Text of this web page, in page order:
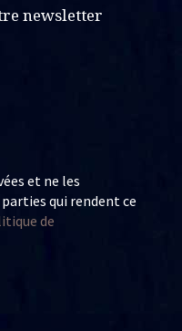
newsletter
et ne les
qui rendent ce
de